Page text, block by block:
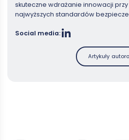
skuteczne wdrażanie innowacji
najwyższych standardów
Social media:
Artykuły autora